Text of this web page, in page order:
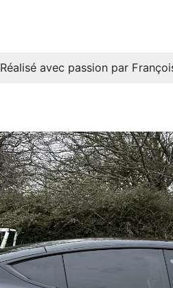
Réalisé avec passion par